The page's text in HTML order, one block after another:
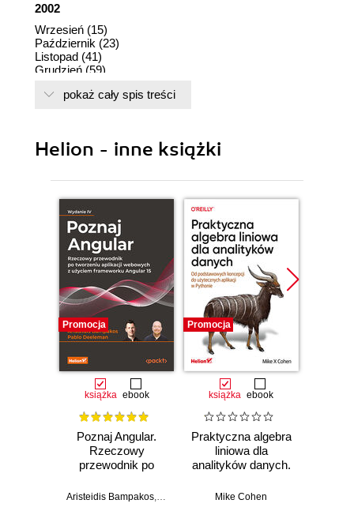
2002
Wrzesień (15)
Październik (23)
Listopad (41)
Grudzień (59)
2003
Kwiecień (155)
Czerwiec (199)
Posłowie Peter Maas (217)
pokaż cały spis treści
Helion - inne książki
Promocja
książka ebook
Poznaj Angular.
Rzeczowy
przewodnik po
webowych z
Aristeidis Bampakos, Pablo Deeleman
Promocja
książka ebook
Praktyczna algebra
liniowa dla
analityków danych.
koncepcji do
Mike Cohen